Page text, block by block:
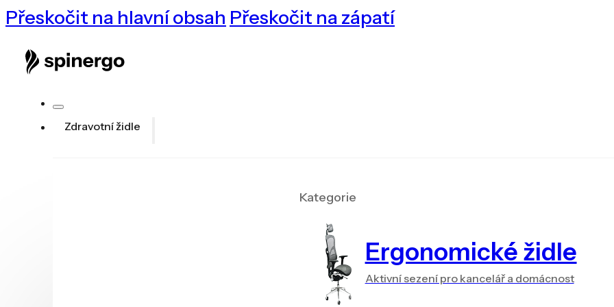
Přeskočit na hlavní obsah Přeskočit na zápatí
Zdravotní židle
Kategorie
Ergonomické židle
Aktivní sezení pro kancelář a domácnost